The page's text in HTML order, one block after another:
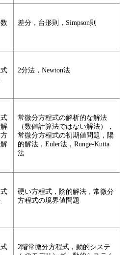
差分，台形則，Simpson則
2分法，Newton法
常微分方程式の解析的な解法
（数値計算法ではない解法），
常微分方程式の初期値問題，陽
的解法，Euler法，Runge-Kutta
法
硬い方程式，陰的解法，常微分
方程式の境界値問題
2階常微分方程式，動的システ